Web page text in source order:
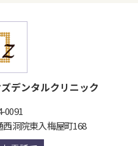
デンタルクリニック
0091
洞院東入梅屋町168